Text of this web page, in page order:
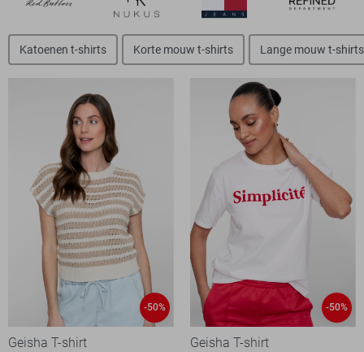
Katoenen t-shirts Korte mouw t-shirts Lange mouw t-shirts
-50%
Geisha T-shirt
-50%
Geisha T-shirt